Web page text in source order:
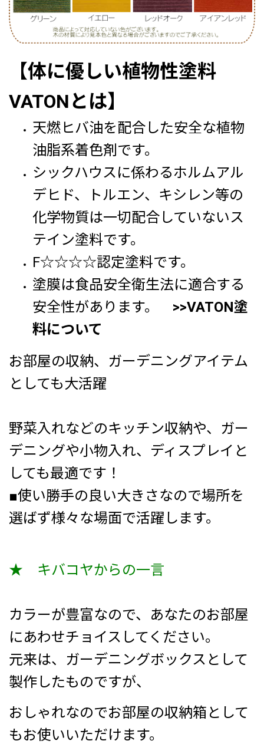
【体に優しい植物性塗料
VATONとは】
天燃ヒバ油を配合した安全な植物
油脂系着色剤です。
シックハウスに係わるホルムアル
デヒド、トルエン、キシレン等の
化学物質は一切配合していないス
テイン塗料です。
F☆☆☆☆認定塗料です。
塗膜は食品安全衛生法に適合する
安全性があります。 >>VATON塗
料について
お部屋の収納、ガーデニングアイテム
としても大活躍
野菜入れなどのキッチン収納や、ガー
デニングや小物入れ、ディスプレイと
しても最適です！
■使い勝手の良い大きさなので場所を
選ばず様々な場面で活躍します。
★ キバコヤからの一言
カラーが豊富なので、あなたのお部屋
にあわせチョイスしてください。
元来は、ガーデニングボックスとして
製作したものですが、
おしゃれなのでお部屋の収納箱として
もお使いいただけます。